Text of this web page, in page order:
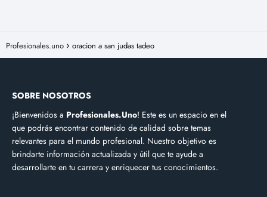
Profesionales.uno oracion a san judas tadeo
SOBRE NOSOTROS
¡Bienvenidos a Profesionales.Uno! Este es un espacio en el
que podrás encontrar contenido de calidad sobre temas
relevantes para el mundo profesional. Nuestro objetivo es
brindarte información actualizada y útil que te ayude a
desarrollarte en tu carrera y enriquecer tus conocimientos.